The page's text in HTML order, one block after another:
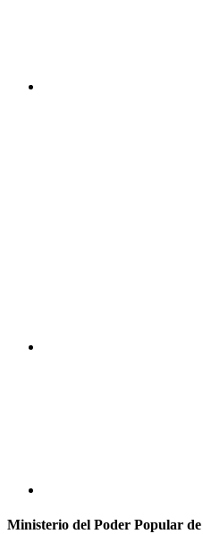
Ministerio del Poder Popular